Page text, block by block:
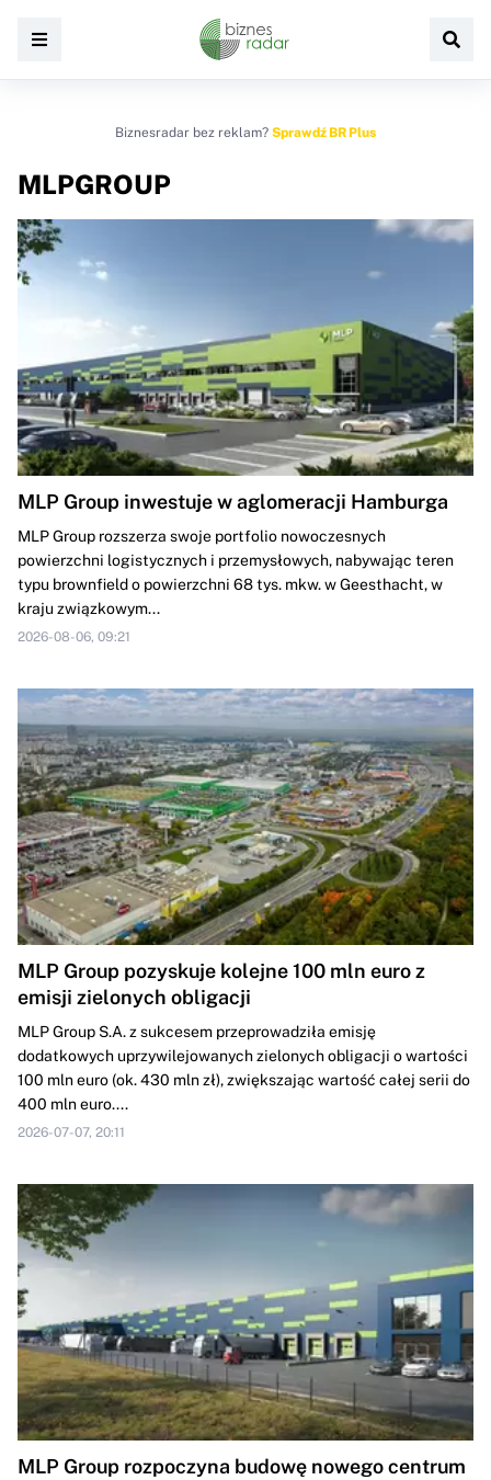
Biznesradar bez reklam? Sprawdź BR Plus
MLPGROUP
MLP Group inwestuje w aglomeracji Hamburga
MLP Group rozszerza swoje portfolio nowoczesnych
powierzchni logistycznych i przemysłowych, nabywając teren
typu brownfield o powierzchni 68 tys. mkw. w Geesthacht, w
kraju związkowym...
2026-08-06, 09:21
MLP Group pozyskuje kolejne 100 mln euro z
emisji zielonych obligacji
MLP Group S.A. z sukcesem przeprowadziła emisję
dodatkowych uprzywilejowanych zielonych obligacji o wartości
100 mln euro (ok. 430 mln zł), zwiększając wartość całej serii do
400 mln euro....
2026-07-07, 20:11
MLP Group rozpoczyna budowę nowego centrum